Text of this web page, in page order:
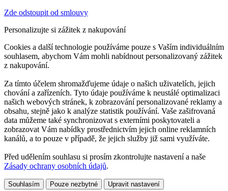
Zde odstoupit od smlouvy
Personalizujte si zážitek z nakupování
Cookies a další technologie používáme pouze s Vaším individuálním
souhlasem, abychom Vám mohli nabídnout personalizovaný zážitek
z nakupování.
Za tímto účelem shromažďujeme údaje o našich uživatelích, jejich
chování a zařízeních. Tyto údaje používáme k neustálé optimalizaci
našich webových stránek, k zobrazování personalizované reklamy a
obsahu, stejně jako k analýze statistik používání. Vaše zašifrovaná
data můžeme také synchronizovat s externími poskytovateli a
zobrazovat Vám nabídky prostřednictvím jejich online reklamních
kanálů, a to pouze v případě, že jejich služby již sami využíváte.
Před udělením souhlasu si prosím zkontrolujte nastavení a naše
Zásady ochrany osobních údajů.
Souhlasím Pouze nezbytné Upravit nastavení